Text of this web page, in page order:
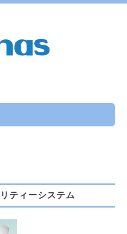
ティーシステム